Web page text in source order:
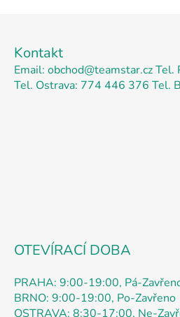
Kontakt
Email: obchod@teamstar.czTel.
Tel. Ostrava: 774 446 376 Tel.
OTEVÍRACÍ DOBA
PRAHA: 9:00-19:00, Pá-
BRNO: 9:00-19:00, Po-Zavřeno
OSTRAVA: 8:30-17:00, Ne-